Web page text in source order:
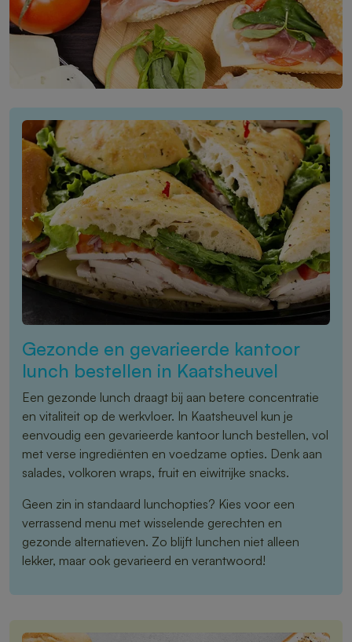
Gezonde en gevarieerde kantoor
lunch bestellen in Kaatsheuvel
Een gezonde lunch draagt bij aan betere concentratie
en vitaliteit op de werkvloer. In Kaatsheuvel kun je
eenvoudig een gevarieerde kantoor lunch bestellen, vol
met verse ingrediënten en voedzame opties. Denk aan
salades, volkoren wraps, fruit en eiwitrijke snacks.
Geen zin in standaard lunchopties? Kies voor een
verrassend menu met wisselende gerechten en
gezonde alternatieven. Zo blijft lunchen niet alleen
lekker, maar ook gevarieerd en verantwoord!